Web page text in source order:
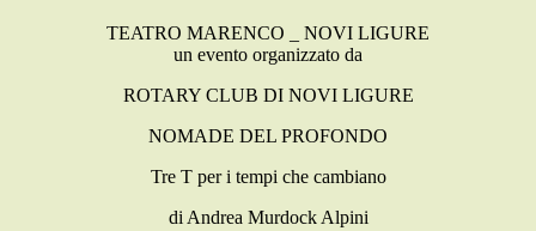
TEATRO MARENCO _ NOVI LIGURE
un evento organizzato da
ROTARY CLUB DI NOVI LIGURE
NOMADE DEL PROFONDO
Tre T per i tempi che cambiano
di Andrea Murdock Alpini